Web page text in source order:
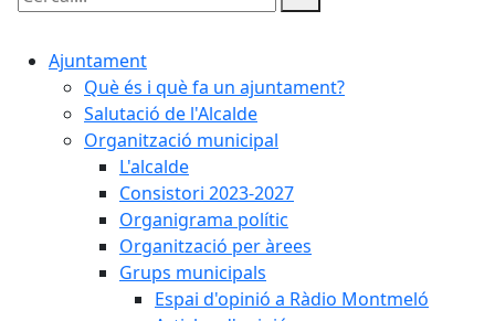
Cercar:
Ajuntament
Què és i què fa un ajuntament?
Salutació de l'Alcalde
Organització municipal
L'alcalde
Consistori 2023-2027
Organigrama polític
Organització per àrees
Grups municipals
Espai d'opinió a Ràdio Montmeló